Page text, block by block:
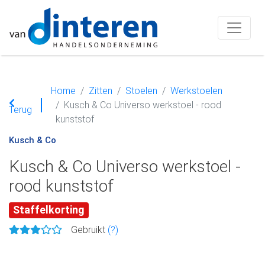
Terug
Home Zitten Stoelen
Werkstoelen
Kusch & Co Universo werkstoel - rood
kunststof
Kusch & Co
Kusch & Co Universo werkstoel -
rood kunststof
Staffelkorting
Gebruikt (?)